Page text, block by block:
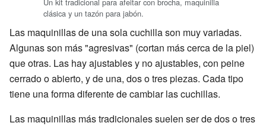
clásica y un tazón para jabón.
Las maquinillas de una sola cuchilla son muy variadas.
Algunas son más "agresivas" (cortan más cerca de la piel)
que otras. Las hay ajustables y no ajustables, con peine
cerrado o abierto, y de una, dos o tres piezas. Cada tipo
tiene una forma diferente de cambiar las cuchillas.
Las maquinillas más tradicionales suelen ser de dos o tres